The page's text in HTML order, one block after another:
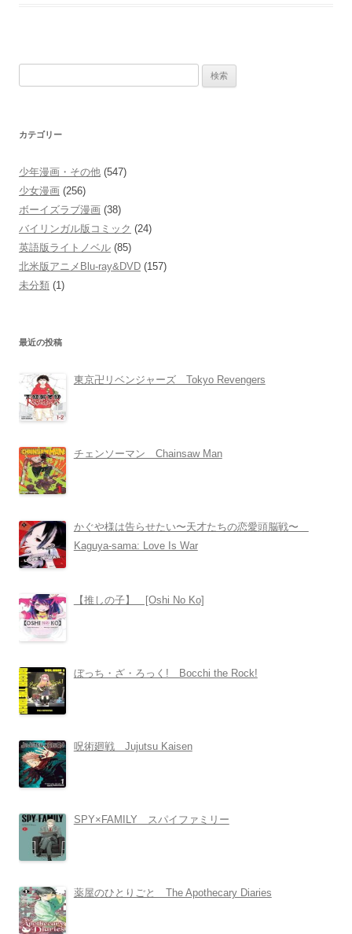
カテゴリー
少年漫画・その他 (547)
少女漫画 (256)
ボーイズラブ漫画 (38)
バイリンガル版コミック (24)
英語版ライトノベル (85)
北米版アニメBlu-ray&DVD (157)
未分類 (1)
最近の投稿
東京卍リベンジャーズ Tokyo Revengers
チェンソーマン Chainsaw Man
かぐや様は告らせたい〜天才たちの恋愛頭脳戦〜
Kaguya-sama: Love Is War
【推しの子】 [Oshi No Ko]
ぼっち・ざ・ろっく! Bocchi the Rock!
呪術廻戦 Jujutsu Kaisen
SPY×FAMILY スパイファミリー
薬屋のひとりごと The Apothecary Diaries